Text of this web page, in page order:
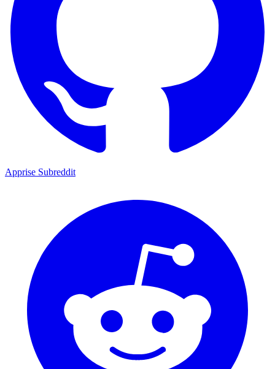
Apprise Subreddit